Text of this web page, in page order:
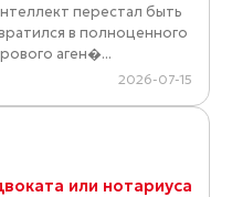
перестал быть
в полноценного
аген�...
2026-07-15
или нотариуса